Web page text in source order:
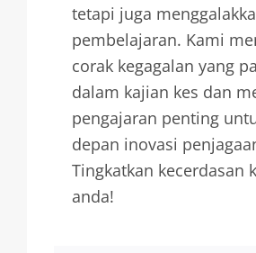
tetapi juga
pembelajaran. Kami
corak kegagalan yang
dalam kajian kes dan
pengajaran penting
depan inovasi
Tingkatkan kecerdasan
anda!